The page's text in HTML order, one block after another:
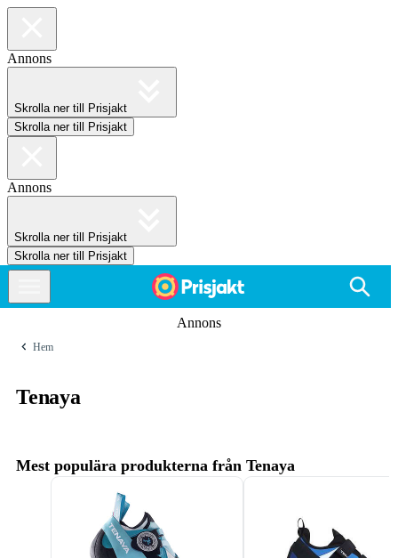
Annons
Skrolla ner till Prisjakt
Skrolla ner till Prisjakt
Annons
Skrolla ner till Prisjakt
Skrolla ner till Prisjakt
Annons
Hem
Tenaya
Mest populära produkterna från Tenaya